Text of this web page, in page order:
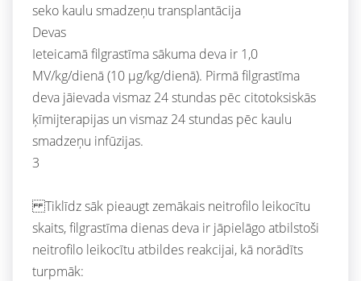
seko kaulu smadzeņu transplantācija
Devas
Ieteicamā filgrastīma sākuma deva ir 1,0
MV/kg/dienā (10 μg/kg/dienā). Pirmā filgrastīma
deva jāievada vismaz 24 stundas pēc citotoksiskās
ķīmijterapijas un vismaz 24 stundas pēc kaulu
smadzeņu infūzijas.
3
Tiklīdz sāk pieaugt zemākais neitrofilo leikocītu
skaits, filgrastīma dienas deva ir jāpielāgo atbilstoši
neitrofilo leikocītu atbildes reakcijai, kā norādīts
turpmāk: